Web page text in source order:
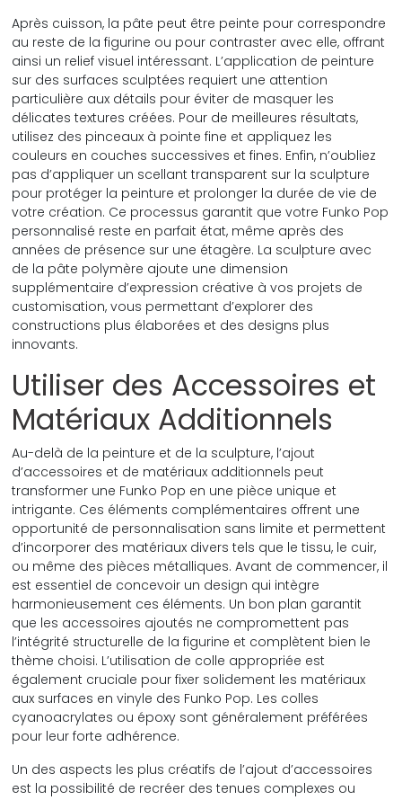
Après cuisson, la pâte peut être peinte pour correspondre
au reste de la figurine ou pour contraster avec elle, offrant
ainsi un relief visuel intéressant. L’application de peinture
sur des surfaces sculptées requiert une attention
particulière aux détails pour éviter de masquer les
délicates textures créées. Pour de meilleures résultats,
utilisez des pinceaux à pointe fine et appliquez les
couleurs en couches successives et fines. Enfin, n’oubliez
pas d’appliquer un scellant transparent sur la sculpture
pour protéger la peinture et prolonger la durée de vie de
votre création. Ce processus garantit que votre Funko Pop
personnalisé reste en parfait état, même après des
années de présence sur une étagère. La sculpture avec
de la pâte polymère ajoute une dimension
supplémentaire d’expression créative à vos projets de
customisation, vous permettant d’explorer des
constructions plus élaborées et des designs plus
innovants.
Utiliser des Accessoires et
Matériaux Additionnels
Au-delà de la peinture et de la sculpture, l’ajout
d’accessoires et de matériaux additionnels peut
transformer une Funko Pop en une pièce unique et
intrigante. Ces éléments complémentaires offrent une
opportunité de personnalisation sans limite et permettent
d’incorporer des matériaux divers tels que le tissu, le cuir,
ou même des pièces métalliques. Avant de commencer, il
est essentiel de concevoir un design qui intègre
harmonieusement ces éléments. Un bon plan garantit
que les accessoires ajoutés ne compromettent pas
l’intégrité structurelle de la figurine et complètent bien le
thème choisi. L’utilisation de colle appropriée est
également cruciale pour fixer solidement les matériaux
aux surfaces en vinyle des Funko Pop. Les colles
cyanoacrylates ou époxy sont généralement préférées
pour leur forte adhérence.
Un des aspects les plus créatifs de l’ajout d’accessoires
est la possibilité de recréer des tenues complexes ou